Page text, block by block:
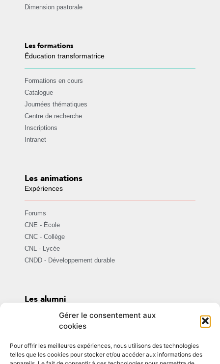
Gérer le consentement aux
cookies
Pour offrir les meilleures expériences, nous utilisons des technologies
telles que les cookies pour stocker et/ou accéder aux informations des
Dimension pastorale
Les formations
Éducation transformatrice
Formations en cours
Catalogue
Journées thématiques
Centre de recherche
Inscriptions
Intranet
Les animations
Expériences
Forums
CNE - École
CNC - Collège
CNL - Lycée
CNDD - Développement durable
Les alumni
Témoignages et actualités